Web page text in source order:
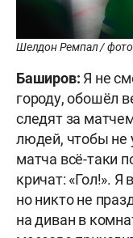
Шелдон Ремпал /
Баширов: Я не
городу, обошёл
следят за
людей, чтобы не
матча всё-таки
кричат: «Гол!».
но никто не
на диван в